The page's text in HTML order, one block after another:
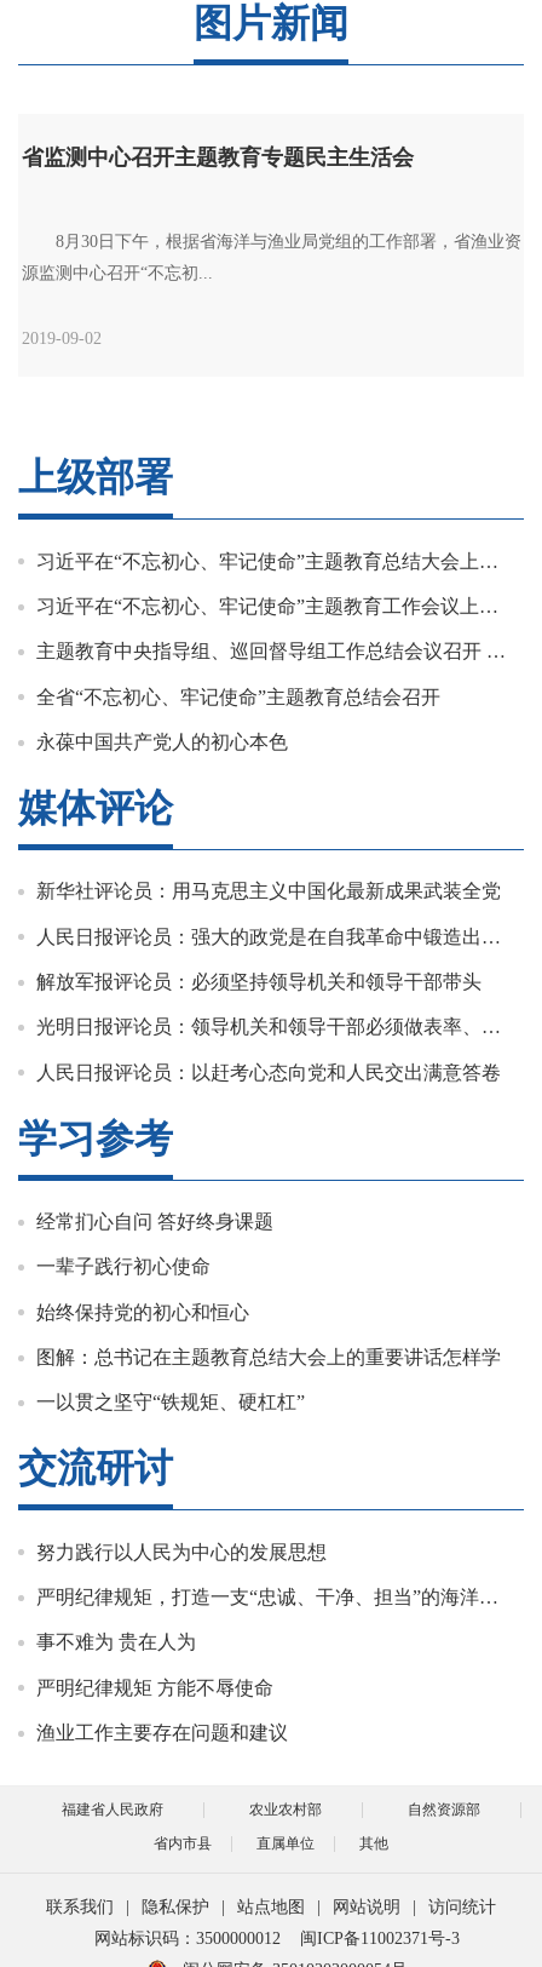
图片新闻
省监测中心召开主题教育专题民主生活会
8月30日下午，根据省海洋与渔业局党组的工作部署，省渔业资
源监测中心召开“不忘初...
2019-09-02
上级部署
习近平在“不忘初心、牢记使命”主题教育总结大会上的讲话
习近平在“不忘初心、牢记使命”主题教育工作会议上的讲话
主题教育中央指导组、巡回督导组工作总结会议召开 陈希杨晓渡出席并讲话
全省“不忘初心、牢记使命”主题教育总结会召开
永葆中国共产党人的初心本色
媒体评论
新华社评论员：用马克思主义中国化最新成果武装全党
人民日报评论员：强大的政党是在自我革命中锻造出来的
解放军报评论员：必须坚持领导机关和领导干部带头
光明日报评论员：领导机关和领导干部必须做表率、打头阵
人民日报评论员：以赶考心态向党和人民交出满意答卷
学习参考
经常扪心自问 答好终身课题
一辈子践行初心使命
始终保持党的初心和恒心
图解：总书记在主题教育总结大会上的重要讲话怎样学
一以贯之坚守“铁规矩、硬杠杠”
交流研讨
努力践行以人民为中心的发展思想
严明纪律规矩，打造一支“忠诚、干净、担当”的海洋与渔业执法队伍
事不难为 贵在人为
严明纪律规矩 方能不辱使命
渔业工作主要存在问题和建议
福建省人民政府 农业农村部
自然资源部
省内市县
直属单位 其他
联系我们 隐私保护 站点地图 网站说明
访问统计
网站标识码：3500000012
闽ICP备11002371号-3